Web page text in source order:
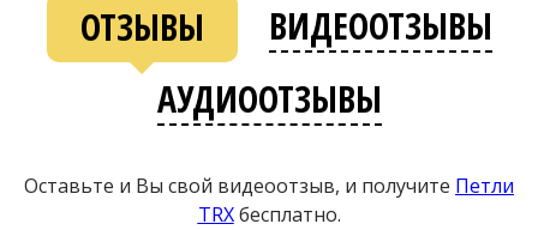
ОТЗЫВЫ
ВИДЕООТЗЫВЫ
АУДИООТЗЫВЫ
Оставьте и Вы свой видеоотзыв, и получите Петли
ТRХбесплатно.